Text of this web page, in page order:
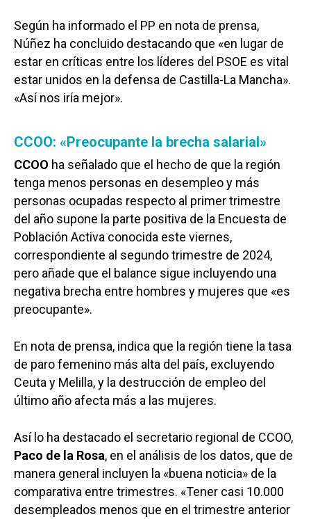
Según ha informado el PP en nota de prensa,
Núñez ha concluido destacando que «en lugar de
estar en críticas entre los líderes del PSOE es vital
estar unidos en la defensa de Castilla-La Mancha».
«Así nos iría mejor».
CCOO: «Preocupante la brecha salarial»
CCOO ha señalado que el hecho de que la región
tenga menos personas en desempleo y más
personas ocupadas respecto al primer trimestre
del año supone la parte positiva de la Encuesta de
Población Activa conocida este viernes,
correspondiente al segundo trimestre de 2024,
pero añade que el balance sigue incluyendo una
negativa brecha entre hombres y mujeres que «es
preocupante».
En nota de prensa, indica que la región tiene la tasa
de paro femenino más alta del país, excluyendo
Ceuta y Melilla, y la destrucción de empleo del
último año afecta más a las mujeres.
Así lo ha destacado el secretario regional de CCOO,
Paco de la Rosa, en el análisis de los datos, que de
manera general incluyen la «buena noticia» de la
comparativa entre trimestres. «Tener casi 10.000
desempleados menos que en el trimestre anterior